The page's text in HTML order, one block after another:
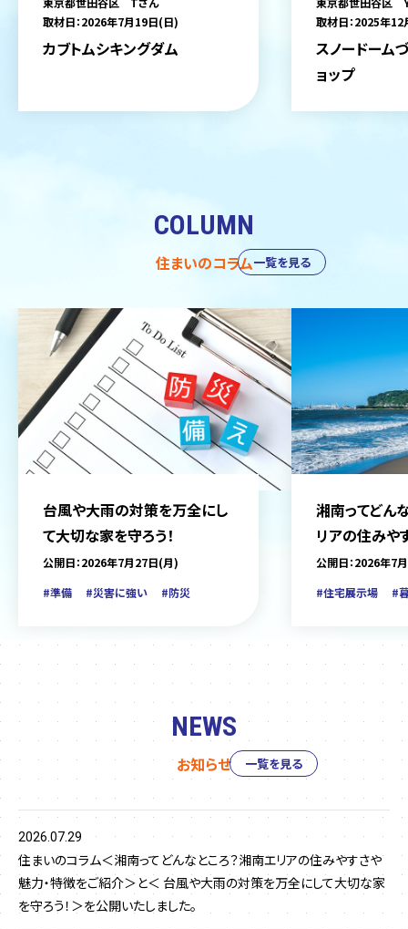
取材日：2026年7月19日(日)
カブトムシキングダム
取材日：2025年
スノードーム
ョップ
COLUMN
住まいのコラム
台風や大雨の対策を万全にし
て大切な家を守ろう！
公開日：2026年7月27日(月)
#準備
#災害に強い #防災
湘南ってどん
リアの住みや
をご紹介
公開日：2026年7
#住宅展示場
#
一覧を見る
NEWS
お知らせ
2026.07.29
住まいのコラム＜湘南ってどんなところ？湘南エリアの住みやすさや
魅力・特徴をご紹介＞と＜ 台風や大雨の対策を万全にして大切な家
を守ろう！＞を公開いたしました。
一覧を見る